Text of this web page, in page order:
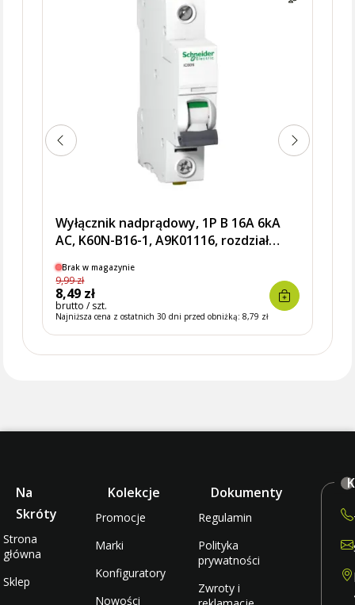
Wyłącznik nadprądowy, 1P B 16A 6kA
AC, K60N-B16-1, A9K01116, rozdział
Brak w magazynie
9,99 zł
8,49 zł
brutto / szt.
Najniższa cena z ostatnich 30 dni przed obniżką:8,79 zł
Na
Skróty
Strona
główna
Sklep
Kolekcje
Promocje
Marki
Konfiguratory
Nowości
Dokumenty
Regulamin
Polityka
prywatności
Zwroty i